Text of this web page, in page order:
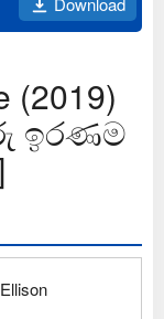
(2019)
ඉරණම